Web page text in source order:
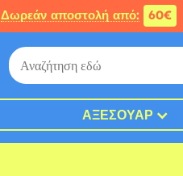
Δωρεάν αποστολή από: 60€
ΑΞΕΣΟΥΆΡ